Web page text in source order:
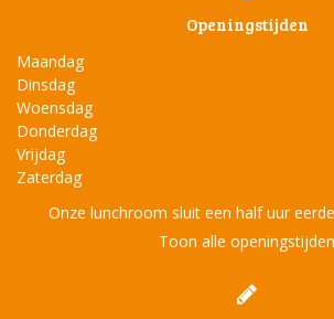
Openingstijden
Maandag
Dinsdag
Woensdag
Donderdag
Vrijdag
Zaterdag
Onze lunchroom sluit een half uur
Toon alle openingstijden